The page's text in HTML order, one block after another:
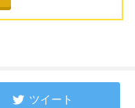
ツイート